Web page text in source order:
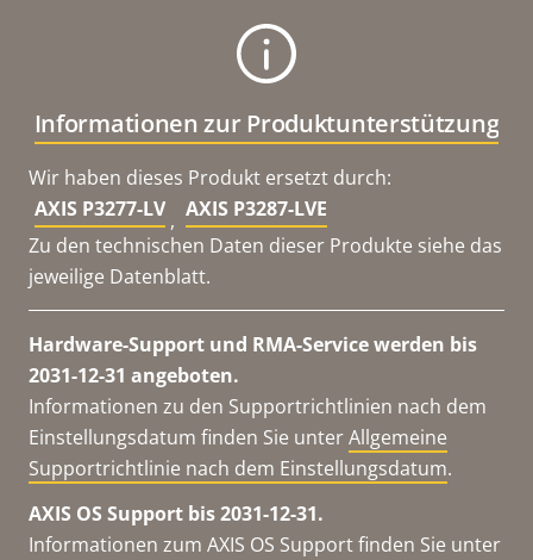
Informationen zur Produktunterstützung
Wir haben dieses Produkt ersetzt durch:
AXIS P3277-LV , AXIS P3287-LVE
Zu den technischen Daten dieser Produkte siehe das
jeweilige Datenblatt.
Hardware-Support und RMA-Service werden bis
2031-12-31 angeboten.
Informationen zu den Supportrichtlinien nach dem
Einstellungsdatum finden Sie unterAllgemeine
Supportrichtlinie nach dem Einstellungsdatum.
AXIS OS Support bis 2031-12-31.
Informationen zum AXIS OS Support finden Sie unter